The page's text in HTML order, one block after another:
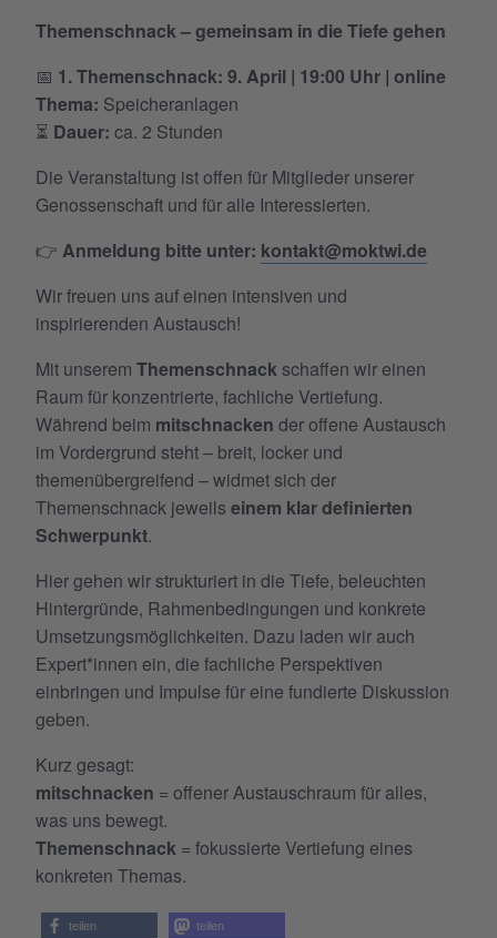
Themenschnack – gemeinsam in die Tiefe gehen
📅 1. Themenschnack: 9. April | 19:00 Uhr | online
Thema: Speicheranlagen
⏳ Dauer: ca. 2 Stunden
Die Veranstaltung ist offen für Mitglieder unserer
Genossenschaft und für alle Interessierten.
👉 Anmeldung bitte unter: kontakt@moktwi.de
Wir freuen uns auf einen intensiven und
inspirierenden Austausch!
Mit unserem Themenschnack schaffen wir einen
Raum für konzentrierte, fachliche Vertiefung.
Während beim mitschnacken der offene Austausch
im Vordergrund steht – breit, locker und
themenübergreifend – widmet sich der
Themenschnack jeweils einem klar definierten
Schwerpunkt.
Hier gehen wir strukturiert in die Tiefe, beleuchten
Hintergründe, Rahmenbedingungen und konkrete
Umsetzungsmöglichkeiten. Dazu laden wir auch
Expert*innen ein, die fachliche Perspektiven
einbringen und Impulse für eine fundierte Diskussion
geben.
Kurz gesagt:
mitschnacken = offener Austauschraum für alles,
was uns bewegt.
Themenschnack = fokussierte Vertiefung eines
konkreten Themas.
teilen teilen